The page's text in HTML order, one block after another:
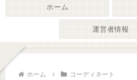
ホーム
運営者情報
ホーム コーディネート